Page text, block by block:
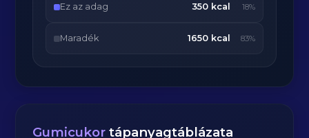
Ez az adag 350 kcal 18%
Maradék 1650 kcal 83%
Gumicukor tápanyagtáblázata